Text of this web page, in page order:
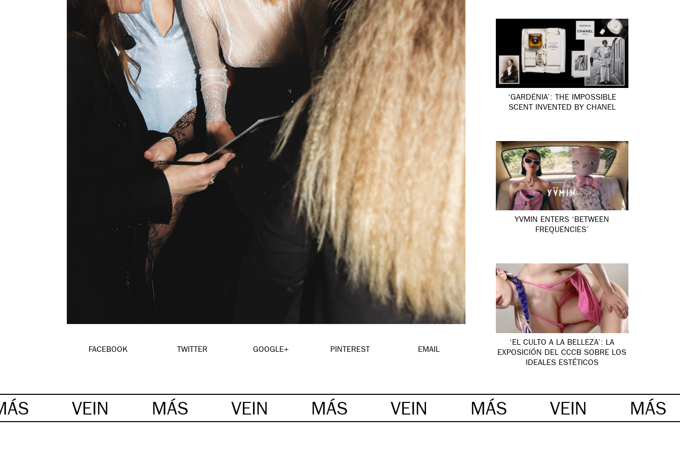
FACEBOOK TWITTER GOOGLE+ PINTEREST EMAIL
‘GARDÉNIA’: THE IMPOSSIBLE
SCENT INVENTED BY CHANEL
YVMIN ENTERS ‘BETWEEN
FREQUENCIES’
‘EL CULTO A LA BELLEZA’: LA
EXPOSICIÓN DEL CCCB SOBRE LOS
IDEALES ESTÉTICOS
VEIN MÁS VEIN MÁS VEIN MÁS VEIN MÁS